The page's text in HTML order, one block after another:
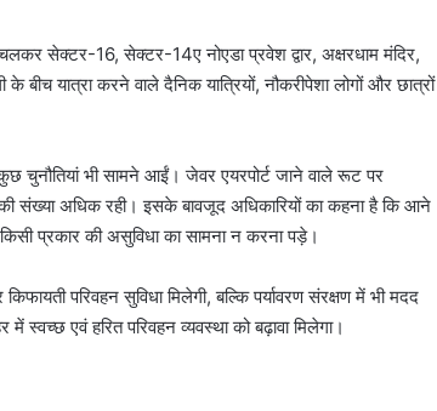
सेक्टर-16, सेक्टर-14ए नोएडा प्रवेश द्वार, अक्षरधाम मंदिर,
यात्रा करने वाले दैनिक यात्रियों, नौकरीपेशा लोगों और छात्रों
चुनौतियां भी सामने आईं। जेवर एयरपोर्ट जाने वाले रूट पर
संख्या अधिक रही। इसके बावजूद अधिकारियों का कहना है कि आने
प्रकार की असुविधा का सामना न करना पड़े।
परिवहन सुविधा मिलेगी, बल्कि पर्यावरण संरक्षण में भी मदद
एवं हरित परिवहन व्यवस्था को बढ़ावा मिलेगा।